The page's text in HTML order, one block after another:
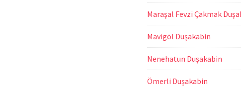
Maraşal Fevzi Çakmak
Mavigöl Duşakabin
Nenehatun Duşakabin
Ömerli Duşakabin